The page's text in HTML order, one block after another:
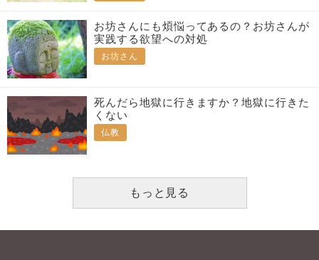
お坊さんにも煩悩ってあるの？お坊さんが
実践する欲望への対処
お坊さん
死んだら地獄に行きますか？地獄に行きた
くない
仏教
もっと見る